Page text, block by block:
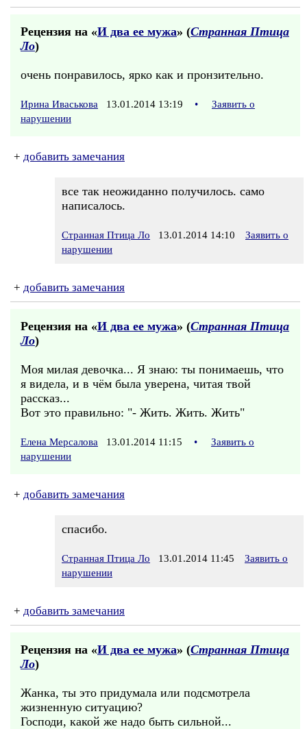
Рецензия на «И два ее мужа» (Странная Птица
Ло)
очень понравилось, ярко как и пронзительно.
Ирина Иваськова 13.01.2014 13:19 •
Заявить о
нарушении
+ добавить замечания
все так неожиданно получилось. само
написалось.
Странная Птица Ло 13.01.2014 14:10
Заявить о
нарушении
+ добавить замечания
Рецензия на «И два ее мужа» (Странная Птица
Ло)
Моя милая девочка... Я знаю: ты понимаешь, что
я видела, и в чём была уверена, читая твой
рассказ...
Вот это правильно: "- Жить. Жить. Жить"
Елена Мерсалова 13.01.2014 11:15 •
Заявить о
нарушении
+ добавить замечания
спасибо.
Странная Птица Ло 13.01.2014 11:45
Заявить о
нарушении
+ добавить замечания
Рецензия на «И два ее мужа» (Странная Птица
Ло)
Жанка, ты это придумала или подсмотрела
жизненную ситуацию?
Господи, какой же надо быть сильной...